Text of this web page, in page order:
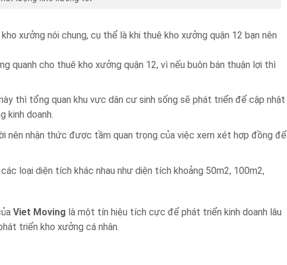
xưởng nói chung, cụ thể là khi thuê kho xưởng quận 12 bạn nên
quanh cho thuê kho xưởng quận 12, vì nếu buôn bán thuận lợi thì
thì tổng quan khu vực dân cư sinh sống sẽ phát triển để cập nhật
kinh doanh.
nên nhận thức được tầm quan trọng của việc xem xét hợp đồng để
loại diện tích khác nhau như diện tích khoảng 50m2, 100m2,
Viet Moving là một tín hiệu tích cực để phát triển kinh doanh lâu
triển kho xưởng cá nhân.